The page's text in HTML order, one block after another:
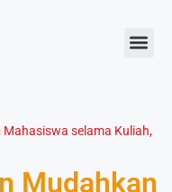
selama Kuliah,
Mudahkan